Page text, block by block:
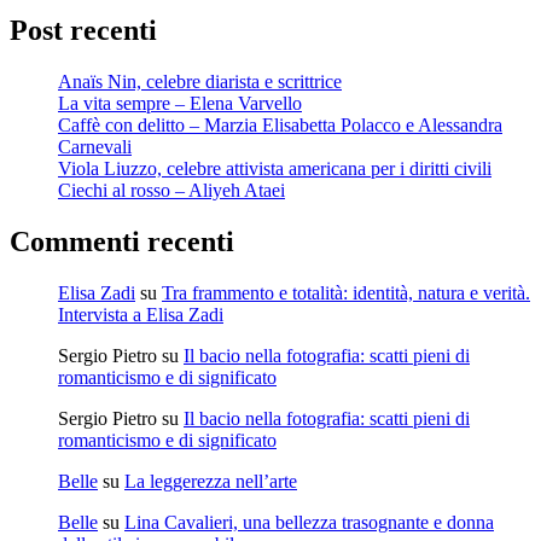
Post recenti
Anaïs Nin, celebre diarista e scrittrice
La vita sempre – Elena Varvello
Caffè con delitto – Marzia Elisabetta Polacco e Alessandra
Carnevali
Viola Liuzzo, celebre attivista americana per i diritti civili
Ciechi al rosso – Aliyeh Ataei
Commenti recenti
Elisa Zadi su Tra frammento e totalità: identità, natura e verità.
Intervista a Elisa Zadi
Sergio Pietro su Il bacio nella fotografia: scatti pieni di
romanticismo e di significato
Sergio Pietro su Il bacio nella fotografia: scatti pieni di
romanticismo e di significato
Belle su La leggerezza nell’arte
Belle su Lina Cavalieri, una bellezza trasognante e donna